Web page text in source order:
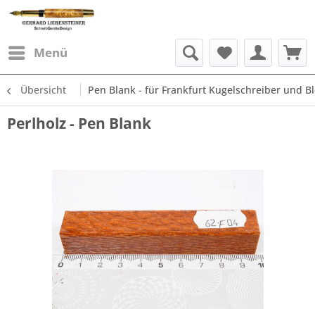
Menü
Übersicht Pen Blank - für Frankfurt Kugelschreiber und
Perlholz - Pen Blank